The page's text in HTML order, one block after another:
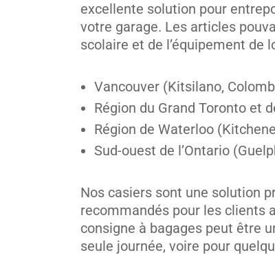
excellente solution pour
votre garage. Les articles
scolaire et de l’équipement de
Vancouver (Kitsilano,
Région du Grand Toronto et
Région de Waterloo
Sud-ouest de l’Ontario
Nos casiers sont une solution
recommandés pour les clients
consigne à bagages peut être
seule journée, voire pour